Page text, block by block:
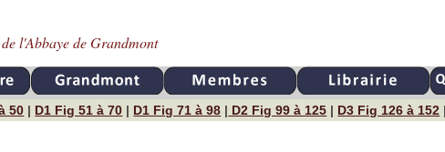
l'Abbaye de Grandmont
50 | D1 Fig 51 à 70 | D1 Fig 71 à 98 | D2 Fig 99 à 125 | D3 Fig 126 à 152 |